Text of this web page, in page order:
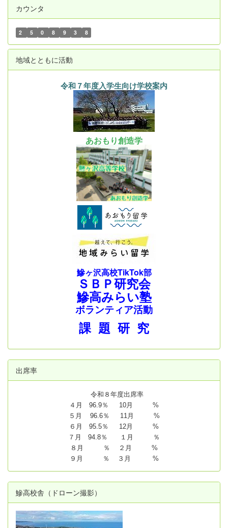
カウンタ
2 5 0 8 9 3 8
地域とともに活動
令和７年度入学生向け学校案内
あおもり創造学
鰺ヶ沢高校TikTok部
ＳＢＰ研究会
鰺高みらい塾
ボランティア活動
課 題 研 究
出席率
令和８年度出席率
４月 96.9％ 10月 %
５月 96.6％ 11月 %
６月 95.5％ 12月 %
７月 94.8％ １月 ％
８月 ％ ２月 %
９月 ％ ３月 %
鰺高校舎（ドローン撮影）